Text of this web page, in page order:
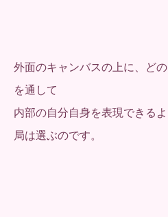
外面のキャンバスの上に、ど
を通して
内部の自分自身を表現できる
局は選ぶのです。